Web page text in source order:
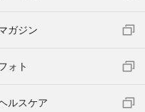
ガジン
ォト
ルスケア